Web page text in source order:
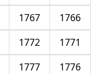
1766
1767
1771
1772
1776
1777